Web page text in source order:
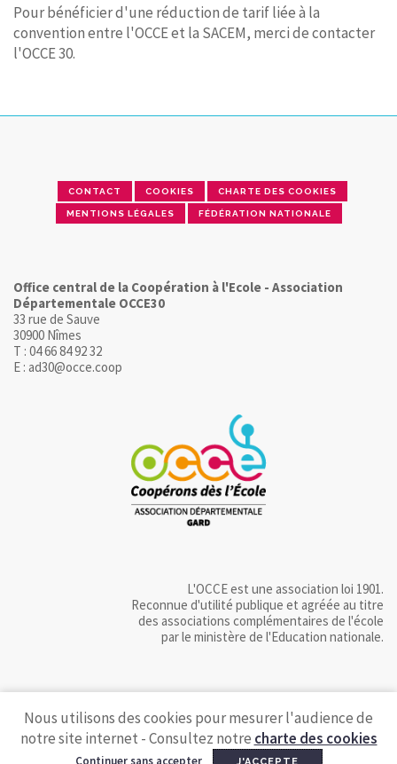
Pour bénéficier d'une réduction de tarif liée à la
convention entre l'OCCE et la SACEM, merci de contacter
l'OCCE 30.
CONTACT COOKIES CHARTE DES COOKIES
MENTIONS LÉGALES FÉDÉRATION NATIONALE
Office central de la Coopération à l'Ecole - Association
Départementale OCCE30
33 rue de Sauve
30900 Nîmes
T : 04 66 84 92 32
E : ad30@occe.coop
L'OCCE est une association loi 1901.
Reconnue d'utilité publique et agréée au titre
des associations complémentaires de l'école
par le ministère de l'Education nationale.
Nous utilisons des cookies pour mesurer l'audience de
notre site internet - Consultez notre charte des cookies